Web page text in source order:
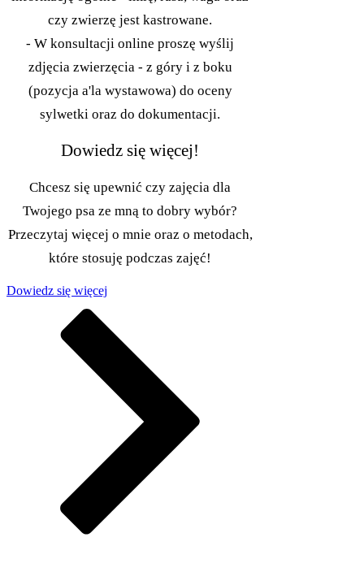
czy zwierzę jest kastrowane.
- W konsultacji online proszę wyślij
zdjęcia zwierzęcia - z góry i z boku
(pozycja a'la wystawowa) do oceny
sylwetki oraz do dokumentacji.
Dowiedz się więcej!
Chcesz się upewnić czy zajęcia dla
Twojego psa ze mną to dobry wybór?
Przeczytaj więcej o mnie oraz o metodach,
które stosuję podczas zajęć!
Dowiedz się więcej